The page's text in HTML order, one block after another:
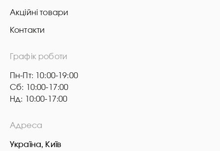
Акційні товари
Контакти
Графік роботи
Пн-Пт: 10:00-19:00
Сб: 10:00-17:00
Нд: 10:00-17:00
Адреса
Україна, Київ